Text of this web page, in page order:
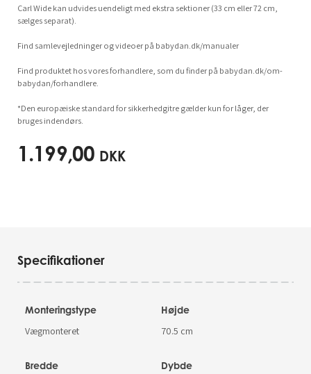
Carl Wide kan udvides uendeligt med ekstra sektioner (33 cm eller 72 cm,
sælges separat).
Find samlevejledninger og videoer på babydan.dk/manualer
Find produktet hos vores forhandlere, som du finder på babydan.dk/om-
babydan/forhandlere.
*Den europæiske standard for sikkerhedgitre gælder kun for låger, der
bruges indendørs.
1.199,00 DKK
Specifikationer
Monteringstype
Vægmonteret
Højde
70.5 cm
Bredde Dybde